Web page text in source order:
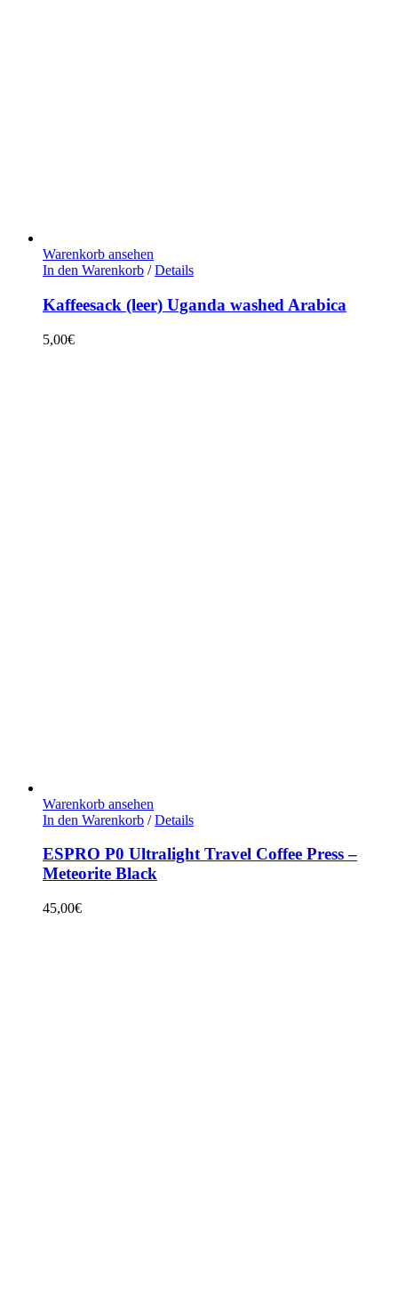
Warenkorb ansehen
In den Warenkorb / Details
Kaffeesack (leer) Uganda washed Arabica
5,00€
Warenkorb ansehen
In den Warenkorb / Details
ESPRO P0 Ultralight Travel Coffee Press –
Meteorite Black
45,00€